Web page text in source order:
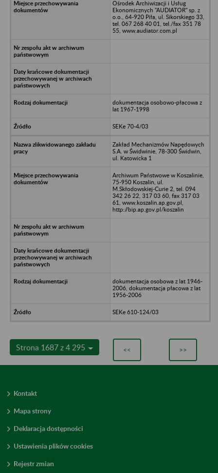
Ośrodek Archiwizacji i Usług
Ekonomicznych "AUDIATOR" sp. z
o.o., 64-920 Piła, ul. Sikorskiego 33,
tel. 067 268 40 01, tel./fax 351 78
55, www.audiator.com.pl
dokumentacja osobowo-płacowa z
lat 1967-1998
SEKe 70-4/03
Zakład Mechanizmów Napędowych
S.A. w Świdwinie, 78-300 Świdwin,
ul. Katowicka 1
Archiwum Państwowe w Koszalinie,
75-950 Koszalin, ul.
M.Skłodowskiej-Curie 2, tel. 094
342 26 22, 317 03 60, fax 317 03
61, www.koszalin.ap.gov.pl,
http://bip.ap.gov.pl/koszalin
dokumentacja osobowa z lat 1946-
2006, dokumentacja płacowa z lat
1956-2006
SEKe 610-124/03
Strona 1687 z 4 295 << >>
Kontakt
Mapa strony
Deklaracja dostępności
Ustawienia plików cookies
Rejestr zmian